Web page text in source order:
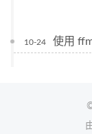
10-24 使用